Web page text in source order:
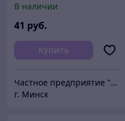
В наличии
41 руб.
Купить
Частное предприятие "Сибалок"
г. Минск